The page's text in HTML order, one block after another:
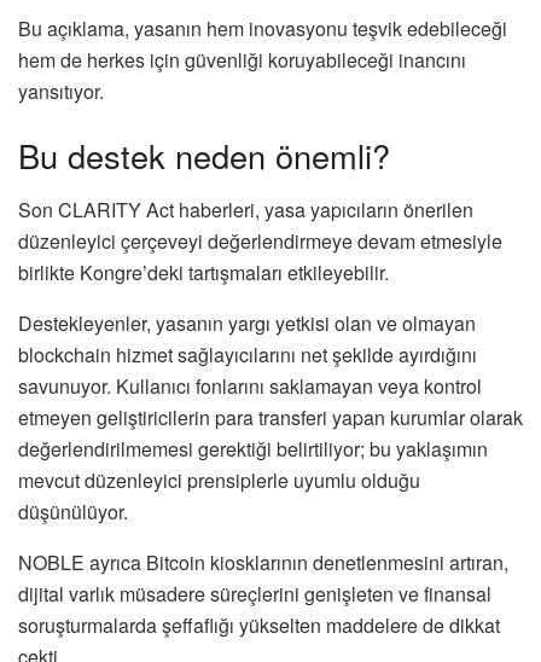
Bu açıklama, yasanın hem inovasyonu teşvik edebileceği
hem de herkes için güvenliği koruyabileceği inancını
yansıtıyor.
Bu destek neden önemli?
Son CLARITY Act haberleri, yasa yapıcıların önerilen
düzenleyici çerçeveyi değerlendirmeye devam etmesiyle
birlikte Kongre’deki tartışmaları etkileyebilir.
Destekleyenler, yasanın yargı yetkisi olan ve olmayan
blockchain hizmet sağlayıcılarını net şekilde ayırdığını
savunuyor. Kullanıcı fonlarını saklamayan veya kontrol
etmeyen geliştiricilerin para transferi yapan kurumlar olarak
değerlendirilmemesi gerektiği belirtiliyor; bu yaklaşımın
mevcut düzenleyici prensiplerle uyumlu olduğu
düşünülüyor.
NOBLE ayrıca Bitcoin kiosklarının denetlenmesini artıran,
dijital varlık müsadere süreçlerini genişleten ve finansal
soruşturmalarda şeffaflığı yükselten maddelere de dikkat